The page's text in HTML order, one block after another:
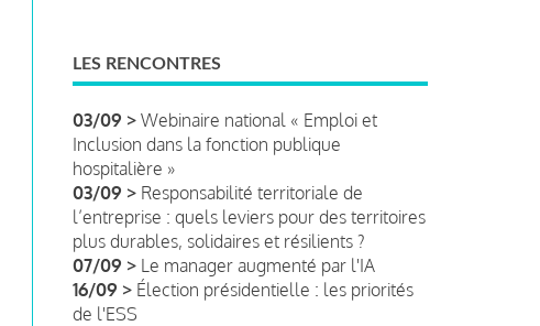
LES RENCONTRES
03/09 > Webinaire national « Emploi et
Inclusion dans la fonction publique
hospitalière »
03/09 > Responsabilité territoriale de
l’entreprise : quels leviers pour des territoires
plus durables, solidaires et résilients ?
07/09 > Le manager augmenté par l'IA
16/09 > Élection présidentielle : les priorités
de l'ESS